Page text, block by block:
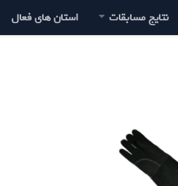
نتایج مسابقات استان های فعال